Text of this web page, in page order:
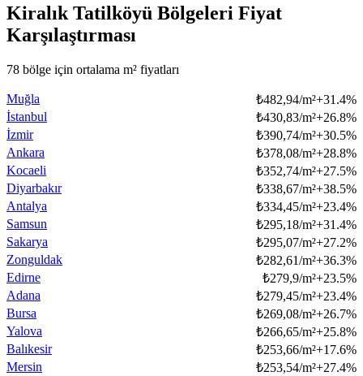
Kiralık Tatilköyü Bölgeleri Fiyat
Karşılaştırması
78 bölge için ortalama m² fiyatları
Muğla ₺482,94/m²+31.4%
İstanbul
₺430,83/m²+26.8%
İzmir
₺390,74/m²+30.5%
Ankara
₺378,08/m²+28.8%
Kocaeli
₺352,74/m²+27.5%
Diyarbakır
₺338,67/m²+38.5%
Antalya
₺334,45/m²+23.4%
Samsun
₺295,18/m²+31.4%
Sakarya
₺295,07/m²+27.2%
Zonguldak
₺282,61/m²+36.3%
Edirne
₺279,9/m²+23.5%
Adana
₺279,45/m²+23.4%
Bursa
₺269,08/m²+26.7%
Yalova
₺266,65/m²+25.8%
Balıkesir
₺253,66/m²+17.6%
Mersin
₺253,54/m²+27.4%